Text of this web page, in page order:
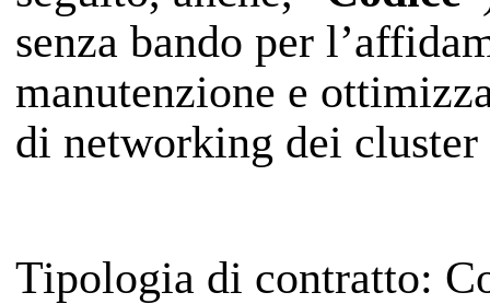
senza bando per
manutenzione e
di networking dei
Tipologia di contratto: